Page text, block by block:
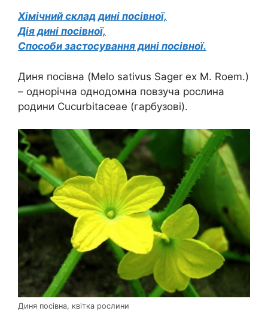
Хімічний склад дині посівної,
Дія дині посівної,
Способи застосування дині посівної.
Диня посівна (Melo sativus Sager ex M. Roem.)
– однорічна однодомна повзуча рослина
родини Cucurbitaceae (гарбузові).
Диня посівна, квітка рослини